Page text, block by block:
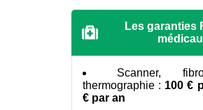
Les garanties
Scanner,
thermographie : 100 €
€ par an